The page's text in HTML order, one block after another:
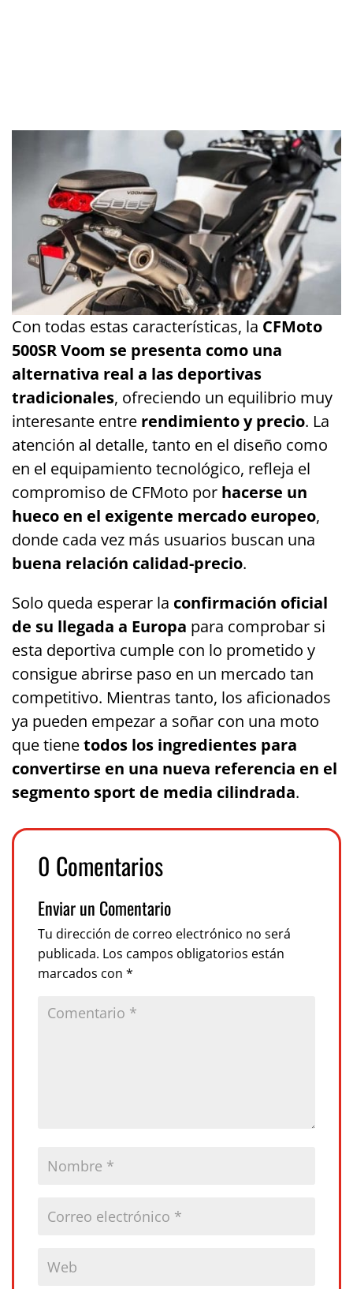
Con todas estas características, la CFMoto
500SR Voom se presenta como una
alternativa real a las deportivas
tradicionales, ofreciendo un equilibrio muy
interesante entre rendimiento y precio. La
atención al detalle, tanto en el diseño como
en el equipamiento tecnológico, refleja el
compromiso de CFMoto por hacerse un
hueco en el exigente mercado europeo,
donde cada vez más usuarios buscan una
buena relación calidad-precio.
Solo queda esperar la confirmación oficial
de su llegada a Europa para comprobar si
esta deportiva cumple con lo prometido y
consigue abrirse paso en un mercado tan
competitivo. Mientras tanto, los aficionados
ya pueden empezar a soñar con una moto
que tienetodos los ingredientes para
convertirse en una nueva referencia en el
segmento sport de media cilindrada.
0 Comentarios
Enviar un Comentario
Tu dirección de correo electrónico no será
publicada. Los campos obligatorios están
marcados con *